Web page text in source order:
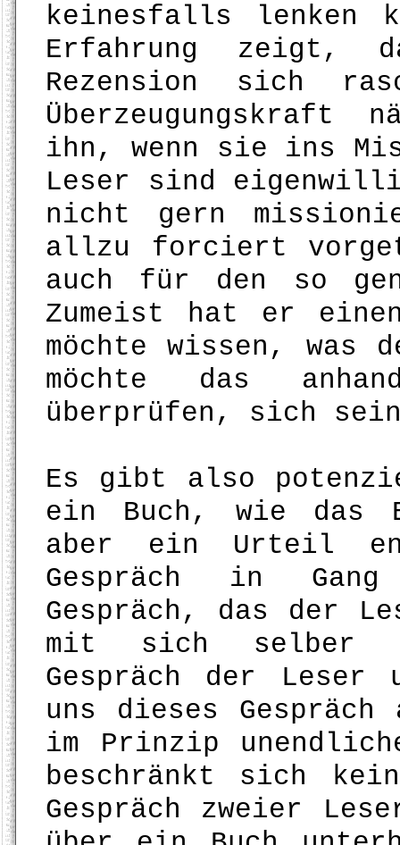
keinesfalls lenken
Erfahrung zeigt,
Rezension sich
Überzeugungskraft
ihn, wenn sie ins
Leser sind
nicht gern
allzu forciert
auch für den so
Zumeist hat er
möchte wissen,
möchte das
überprüfen, sich
Es gibt also
ein Buch, wie das
aber ein Urteil
Gespräch in Gang
Gespräch, das der
mit sich selber
Gespräch der Leser
uns dieses
im Prinzip
beschränkt sich
Gespräch zweier